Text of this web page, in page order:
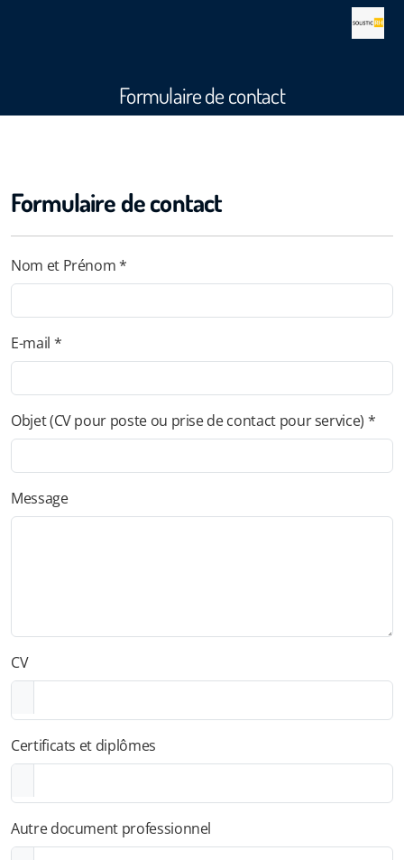
Formulaire de contact
Formulaire de contact
Nom et Prénom *
E-mail *
Objet (CV pour poste ou prise de contact pour service) *
Message
CV
Certificats et diplômes
Autre document professionnel